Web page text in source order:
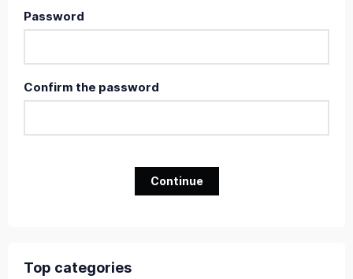
Password
Confirm the password
Continue
Top categories